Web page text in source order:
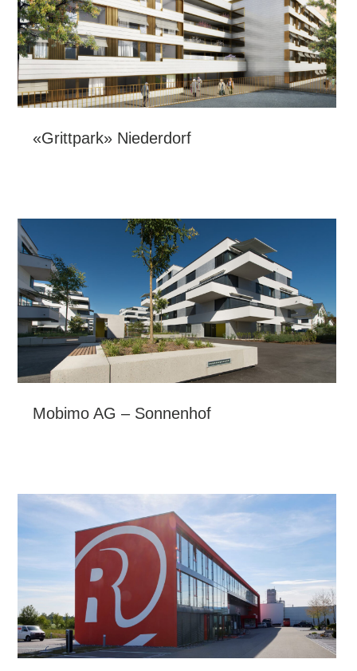
«Grittpark» Niederdorf
Mobimo AG – Sonnenhof